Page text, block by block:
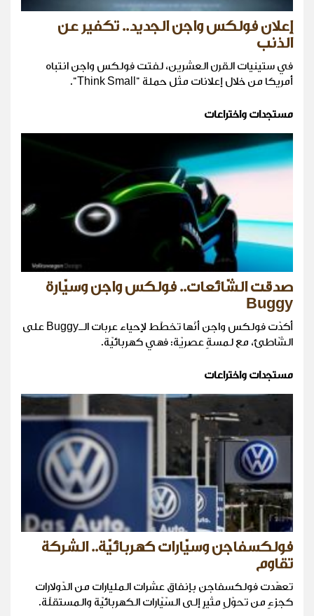
إعلان فولكس واجن الجديد.. تكفير عن
الذنب
في ستينيات القرن العشرين، لفتت فولكس واجن انتباه
أمريكا من خلال إعلانات مثل حملة "Think Small".
مستجدات واختراعات
صدقت الشّائعات.. فولكس واجن وسيّارة
Buggy
أكدّت فولكس واجن أنّها تخطّط لإحياء عربات الـBuggy على
الشّاطئ، مع لمسةٍ عصريّة: فهي كهربائيّة.
مستجدات واختراعات
فولكسفاجن وسيّارات كهربائيّة.. الشركة
تقاوم
تعهّدت فولكسفاجن بإنفاق عشرات المليارات من الدّولارات
كجزءٍ من تحوّلٍ مثيرٍ إلى السّيّارات الكهربائيّة والمستقلّة.